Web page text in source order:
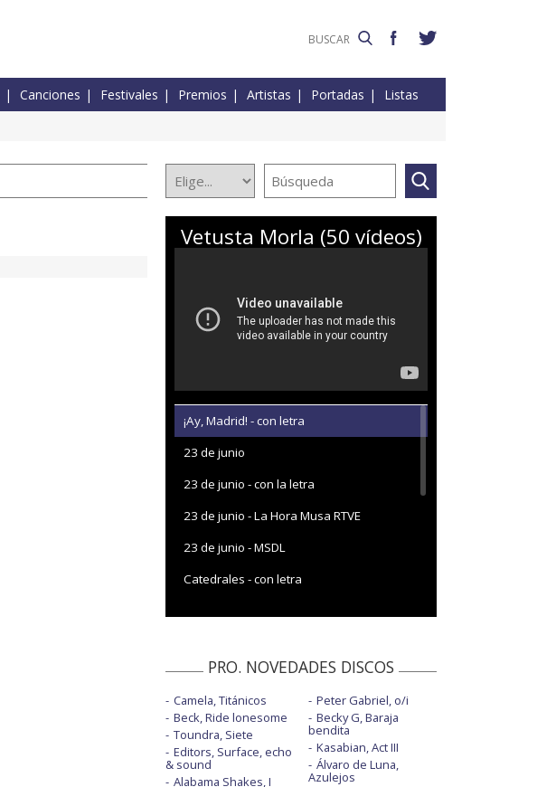
Canciones Festivales Premios Artistas Portadas Listas
Vetusta Morla (50 vídeos)
¡Ay, Madrid! - con letra
23 de junio
23 de junio - con la letra
23 de junio - La Hora Musa RTVE
23 de junio - MSDL
Catedrales - con letra
Consejo de sabios - con WOS | Directo
Consejo de sabios - La Hora Musa RTVE
Consejo de sabios - MSDL
Consejo de sabios - Nacional Rock
PRO. NOVEDADES DISCOS
Camela, Titánicos
Beck, Ride lonesome
Toundra, Siete
Editors, Surface, echo
& sound
Alabama Shakes, I
Peter Gabriel, o/i
Becky G, Baraja
bendita
Kasabian, Act III
Álvaro de Luna,
Azulejos